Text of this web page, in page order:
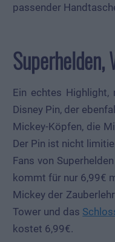
passender
Superhelden,
Ein echtes Highlight,
Disney Pin, der
Mickey-Köpfen, die
Der Pin ist nicht
Fans von
kommt für nur 6,99€
Mickey der
Tower und das
kostet 6,99€.